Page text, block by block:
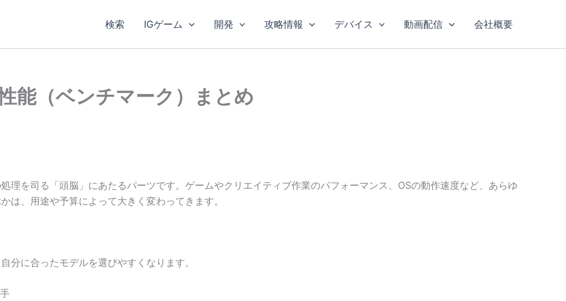
検索 IGゲーム 開発 攻略情報 デバイス 動画配信 会社概要
能（ベンチマーク）まとめ
理を司る「頭脳」にあたるパーツです。ゲームやクリエイティブ作業のパフォーマンス、OSの動作速度など、あらゆ
は、用途や予算によって大きく変わってきます。
分に合ったモデルを選びやすくなります。